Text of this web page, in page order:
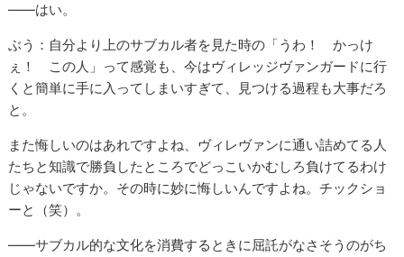
――はい。
ぶう：自分より上のサブカル者を見た時の「うわ！ かっけ
ぇ！ この人」って感覚も、今はヴィレッジヴァンガードに行
くと簡単に手に入ってしまいすぎて、見つける過程も大事だろ
と。
また悔しいのはあれですよね、ヴィレヴァンに通い詰めてる人
たちと知識で勝負したところでどっこいかむしろ負けてるわけ
じゃないですか。その時に妙に悔しいんですよね。チックショ
ーと（笑）。
――サブカル的な文化を消費するときに屈託がなさそうのがち